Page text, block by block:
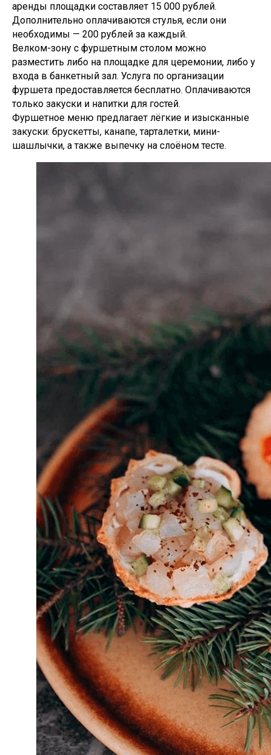
аренды площадки составляет 15 000 рублей.
Дополнительно оплачиваются стулья, если они
необходимы — 200 рублей за каждый.
Велком-зону с фуршетным столом можно
разместить либо на площадке для церемонии, либо у
входа в банкетный зал. Услуга по организации
фуршета предоставляется бесплатно. Оплачиваются
только закуски и напитки для гостей.
Фуршетное меню предлагает лёгкие и изысканные
закуски: брускетты, канапе, тарталетки, мини-
шашлычки, а также выпечку на слоёном тесте.